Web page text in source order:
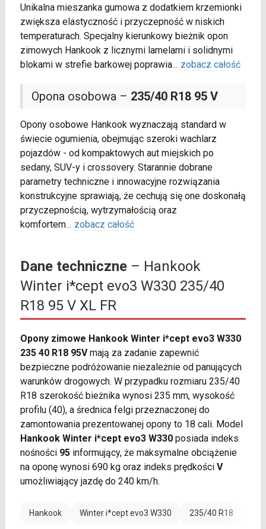
Unikalna mieszanka gumowa z dodatkiem krzemionki
zwiększa elastyczność i przyczepność w niskich
temperaturach. Specjalny kierunkowy bieżnik opon
zimowych Hankook z licznymi lamelami i solidnymi
blokami w strefie barkowej poprawia... zobacz całość
Opona osobowa – 235/40 R18 95 V
Opony osobowe Hankook wyznaczają standard w
świecie ogumienia, obejmując szeroki wachlarz
pojazdów - od kompaktowych aut miejskich po
sedany, SUV-y i crossovery. Starannie dobrane
parametry techniczne i innowacyjne rozwiązania
konstrukcyjne sprawiają, że cechują się one doskonałą
przyczepnością, wytrzymałością oraz
komfortem... zobacz całość
Dane techniczne– Hankook
Winter i*cept evo3 W330 235/40
R18 95 V XL FR
Opony zimowe Hankook Winter i*cept evo3 W330
235 40 R18 95Vmają za zadanie zapewnić
bezpieczne podróżowanie niezależnie od panujących
warunków drogowych. W przypadku rozmiaru 235/40
R18 szerokość bieżnika wynosi 235 mm, wysokość
profilu (40), a średnica felgi przeznaczonej do
zamontowania prezentowanej opony to 18 cali. Model
Hankook Winter i*cept evo3 W330posiada indeks
nośności 95informujący, że maksymalne obciążenie
na oponę wynosi 690 kg oraz indeks prędkości V
umożliwiający jazdę do 240 km/h.
Hankook Winter i*cept evo3 W330 235/40 R18